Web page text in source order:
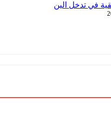
في تدخل الين